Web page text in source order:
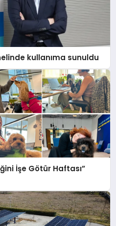
kullanıma sunuldu
İşe Götür Haftası”